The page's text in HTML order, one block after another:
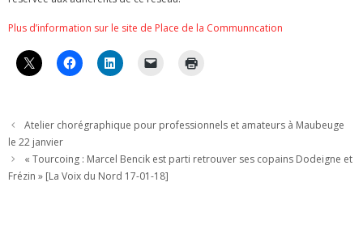
Plus d’information sur le site de Place de la Communncation
Atelier chorégraphique pour professionnels et amateurs à Maubeuge
le 22 janvier
« Tourcoing : Marcel Bencik est parti retrouver ses copains Dodeigne et
Frézin » [La Voix du Nord 17-01-18]